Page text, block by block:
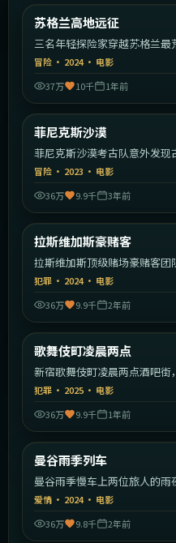
热门
苏格兰高地远征
三名年轻探险家穿越苏格兰最
冒险 · 2024· 电影
37万
10千 1年前
热门
菲尼克斯沙漠
菲尼克斯沙漠考古队意外发
生武装包围。
冒险 · 2023 · 电影
36万
9.9千 3年前
热门
拉斯维加斯豪赌客
拉斯维加斯顶级赌场豪赌客团
犯罪 · 2024· 电影
36万
9.9千 2年前
热门
歌舞伎町凌晨两点
新宿歌舞伎町凌晨两点酒吧
斗争。
犯罪 · 2025 · 电影
36万
9.9千 1年前
热门
曼谷雨季列车
曼谷雨季慢车上两位旅人的
唤起。
爱情 · 2024· 电影
36万
9.8千 2年前